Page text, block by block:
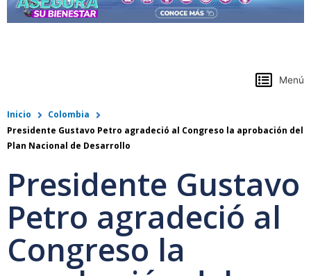
Menú
Inicio
Colombia
Presidente Gustavo Petro agradeció al Congreso la aprobación del
Plan Nacional de Desarrollo
Presidente Gustavo
Petro agradeció al
Congreso la